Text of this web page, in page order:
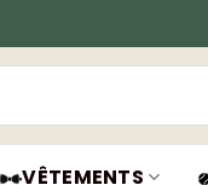
VÊTEMENTS